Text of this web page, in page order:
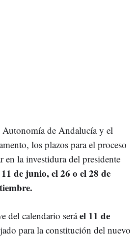
Autonomía de Andalucía y el
los plazos para el proceso
en la investidura del presidente
de junio, el 26 o el 28 de
del calendario seráel 11 de
para la constitución del nuevo